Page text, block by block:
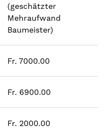
(geschätzter
Mehraufwand
Baumeister)
Fr. 7000.00
Fr. 6900.00
Fr. 2000.00